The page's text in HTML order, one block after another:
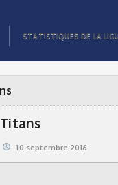
STATISTIQUES DE LA
10.septembre 2016